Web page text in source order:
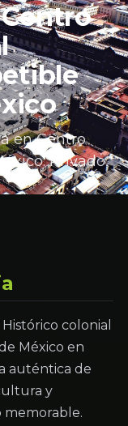
en Centro
Privado,
colonial
México en
auténtica de
y